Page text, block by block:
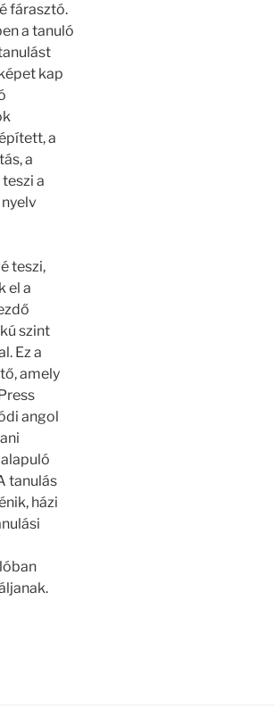
fárasztó.
a tanuló
kap
a
a
a
teszi,
el a
szint
Ez a
amely
angol
tanulás
házi